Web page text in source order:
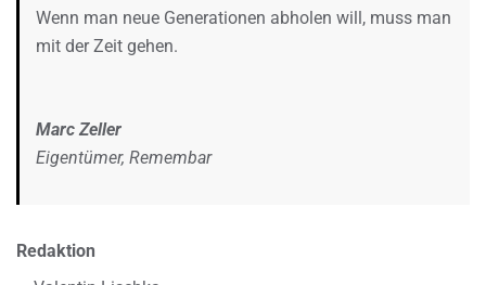
Wenn man neue Generationen abholen will, muss man
mit der Zeit gehen.
Marc Zeller
Eigentümer, Remembar
Redaktion